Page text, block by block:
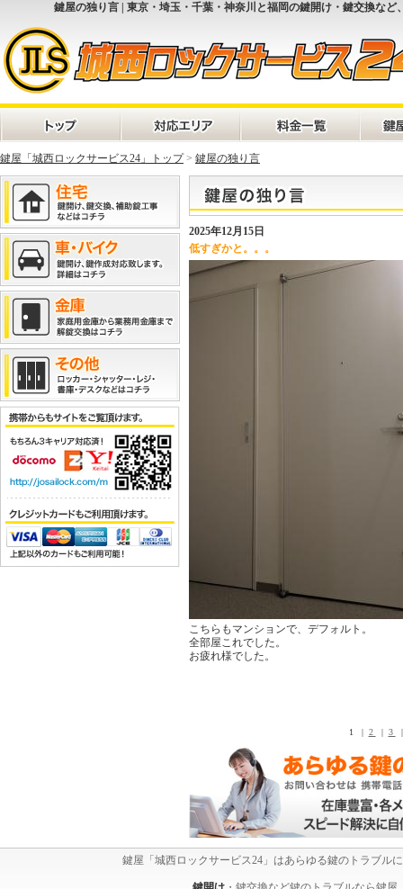
鍵屋の独り言 | 東京・埼玉・千葉・神奈川と福岡の鍵開け・鍵交換な
鍵屋「城西ロックサービス24」トップ> 鍵屋の独り言
2025年12月15日
低すぎかと。。。
こちらもマンションで、デフォルト。
全部屋これでした。
お疲れ様でした。
1 | 2 | 3
鍵屋「城西ロックサービス24」はあらゆる鍵のトラブル